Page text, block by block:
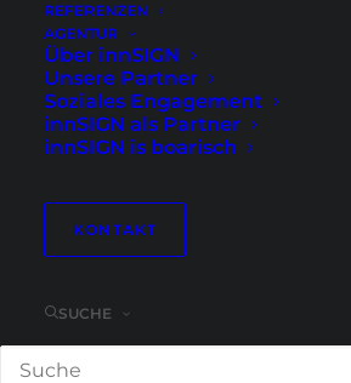
REFERENZEN
AGENTUR
Über innSIGN
Unsere Partner
Soziales Engagement
innSIGN als Partner
innSIGN is boarisch
KONTAKT
SUCHE
KI, Branchenlösungen
Unternehmen heute für
besseren Außenauftritt